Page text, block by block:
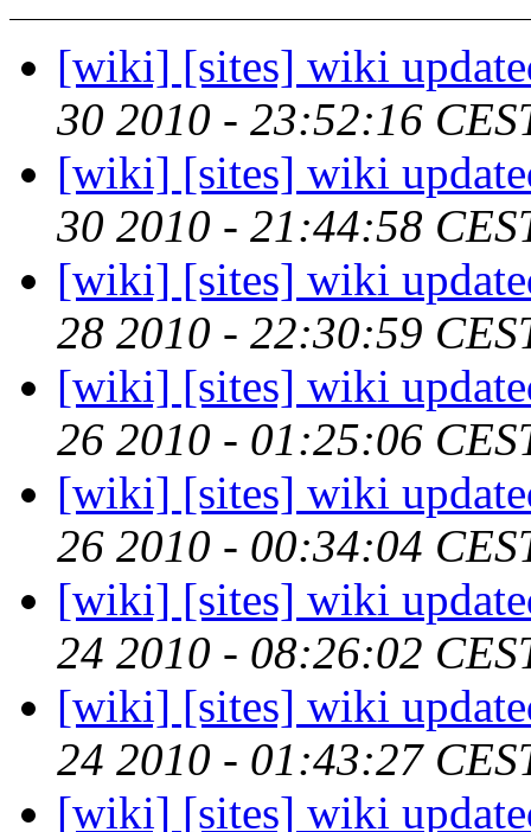
[wiki] [sites] wiki
30 2010 - 23:52:16
[wiki] [sites] wiki
30 2010 - 21:44:58
[wiki] [sites] wiki
28 2010 - 22:30:59
[wiki] [sites] wiki
26 2010 - 01:25:06
[wiki] [sites] wiki
26 2010 - 00:34:04
[wiki] [sites] wiki
24 2010 - 08:26:02
[wiki] [sites] wiki
24 2010 - 01:43:27
[wiki] [sites] wiki